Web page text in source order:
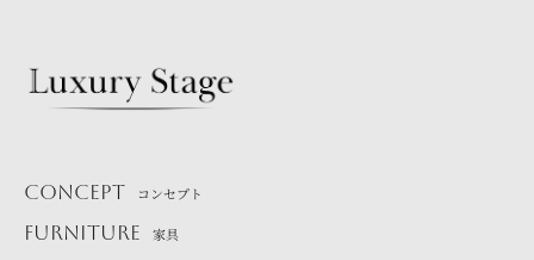
CONCEPT コンセプト
FURNITURE 家具